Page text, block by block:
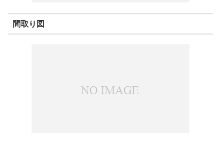
間取り図